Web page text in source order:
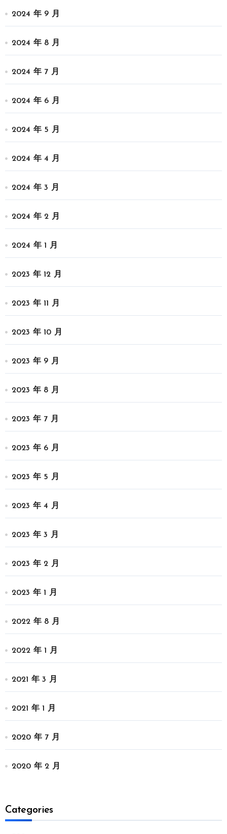
2024 年 9 月
2024 年 8 月
2024 年 7 月
2024 年 6 月
2024 年 5 月
2024 年 4 月
2024 年 3 月
2024 年 2 月
2024 年 1 月
2023 年 12 月
2023 年 11 月
2023 年 10 月
2023 年 9 月
2023 年 8 月
2023 年 7 月
2023 年 6 月
2023 年 5 月
2023 年 4 月
2023 年 3 月
2023 年 2 月
2023 年 1 月
2022 年 8 月
2022 年 1 月
2021 年 3 月
2021 年 1 月
2020 年 7 月
2020 年 2 月
Categories